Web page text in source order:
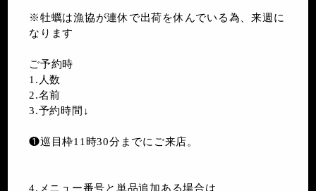
※牡蠣は漁協が連休で出荷を休んでいる為、来週に
なります
ご予約時
1.人数
2.名前
3.予約時間↓
❶巡目枠11時30分までにご来店。
4.メニュー番号と単品追加ある場合は